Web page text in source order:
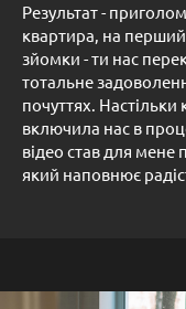
Результат -
квартира, на
зйомки - ти нас
тотальне
почуттях.
включила нас в
відео став для
який наповнює